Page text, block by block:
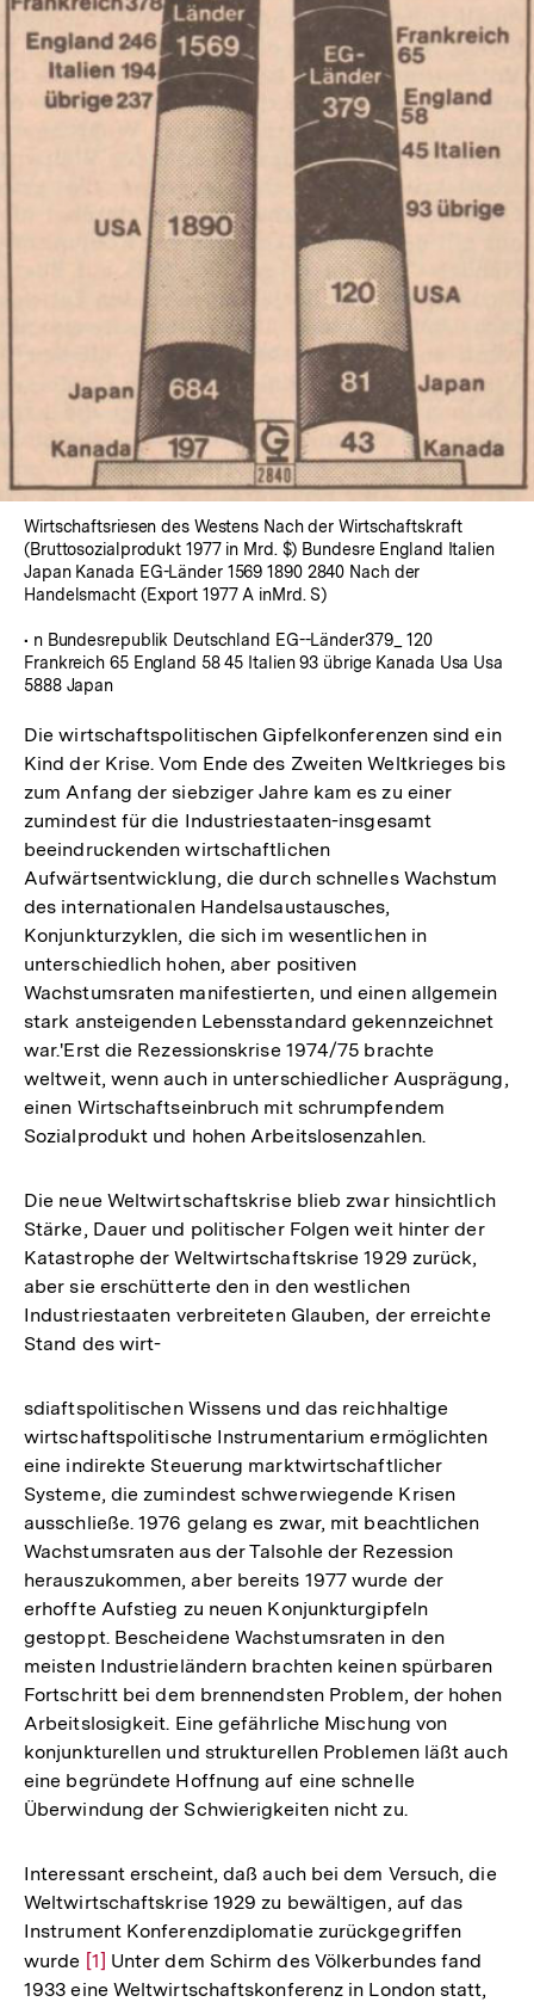
Lightbox
öffnen
Wirtschaftsriesen des Westens Nach der Wirtschaftskraft
(Bruttosozialprodukt 1977 in Mrd. $) Bundesre England Italien
Japan Kanada EG-Länder 1569 1890 2840 Nach der
Handelsmacht (Export 1977 A inMrd. S)
• n Bundesrepublik Deutschland EG--Länder379_ 120
Frankreich 65 England 58 45 Italien 93 übrige Kanada Usa Usa
5888 Japan
Die wirtschaftspolitischen Gipfelkonferenzen sind ein
Kind der Krise. Vom Ende des Zweiten Weltkrieges bis
zum Anfang der siebziger Jahre kam es zu einer
zumindest für die Industriestaaten-insgesamt
beeindruckenden wirtschaftlichen
Aufwärtsentwicklung, die durch schnelles Wachstum
des internationalen Handelsaustausches,
Konjunkturzyklen, die sich im wesentlichen in
unterschiedlich hohen, aber positiven
Wachstumsraten manifestierten, und einen allgemein
stark ansteigenden Lebensstandard gekennzeichnet
war.'Erst die Rezessionskrise 1974/75 brachte
weltweit, wenn auch in unterschiedlicher Ausprägung,
einen Wirtschaftseinbruch mit schrumpfendem
Sozialprodukt und hohen Arbeitslosenzahlen.
Die neue Weltwirtschaftskrise blieb zwar hinsichtlich
Stärke, Dauer und politischer Folgen weit hinter der
Katastrophe der Weltwirtschaftskrise 1929 zurück,
aber sie erschütterte den in den westlichen
Industriestaaten verbreiteten Glauben, der erreichte
Stand des wirt-
sdiaftspolitischen Wissens und das reichhaltige
wirtschaftspolitische Instrumentarium ermöglichten
eine indirekte Steuerung marktwirtschaftlicher
Systeme, die zumindest schwerwiegende Krisen
ausschließe. 1976 gelang es zwar, mit beachtlichen
Wachstumsraten aus der Talsohle der Rezession
herauszukommen, aber bereits 1977 wurde der
erhoffte Aufstieg zu neuen Konjunkturgipfeln
gestoppt. Bescheidene Wachstumsraten in den
meisten Industrieländern brachten keinen spürbaren
Fortschritt bei dem brennendsten Problem, der hohen
Arbeitslosigkeit. Eine gefährliche Mischung von
konjunkturellen und strukturellen Problemen läßt auch
eine begründete Hoffnung auf eine schnelle
Überwindung der Schwierigkeiten nicht zu.
Interessant erscheint, daß auch bei dem Versuch, die
Weltwirtschaftskrise 1929 zu bewältigen, auf das
Instrument Konferenzdiplomatie zurückgegriffen
wurde Zur
Auflösung
[1] Unter dem Schirm des Völkerbundes fand
1933 eine Weltwirtschaftskonferenz in London statt,